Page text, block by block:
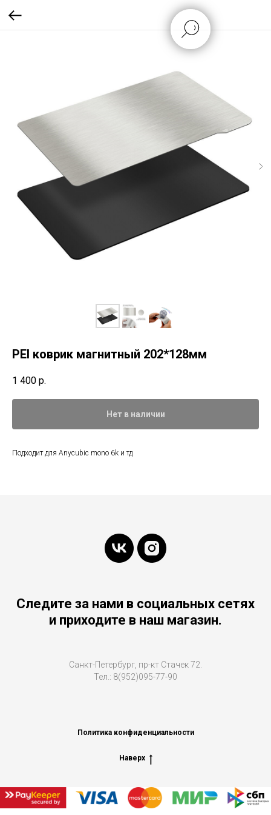
PEI коврик магнитный 202*128мм
1 400 р.
Нет в наличии
Подходит для Anycubic mono 6k и тд
Следите за нами в социальных сетях
и приходите в наш магазин.
Санкт-Петербург, пр-кт Стачек 72.
Тел.: 8(952)095-77-90
Политика конфиденциальности
Наверх